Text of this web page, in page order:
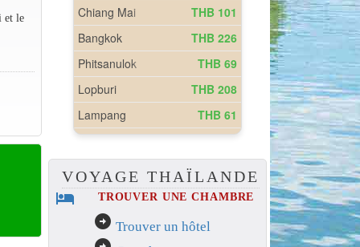
et le
VOYAGE THAÏLANDE
hotel TROUVER UNE CHAMBRE
arrow_circle_right Trouver un hôtel